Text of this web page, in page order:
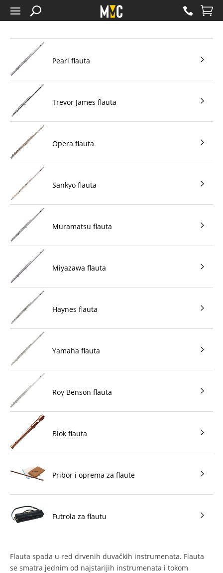
Pearl flauta
Trevor James flauta
Opera flauta
Sankyo flauta
Muramatsu flauta
Miyazawa flauta
Haynes flauta
Yamaha flauta
Roy Benson flauta
Blok flauta
Pribor i oprema za flaute
Futrola za flautu
Flauta spada u red drvenih duvačkih instrumenata. Flauta
se smatra jednim od najstarijih instrumenata i tokom